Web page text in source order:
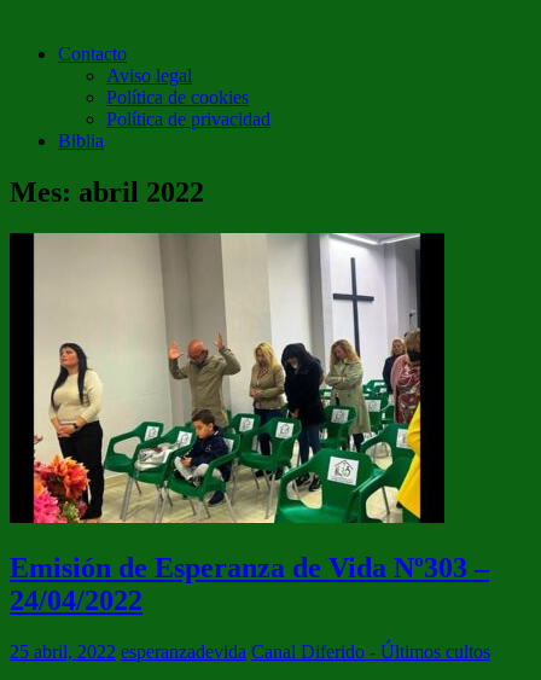
Contacto
Aviso legal
Política de cookies
Política de privacidad
Biblia
Mes: abril 2022
Emisión de Esperanza de Vida Nº303 –
24/04/2022
25 abril, 2022 esperanzadevida Canal Diferido - Últimos cultos